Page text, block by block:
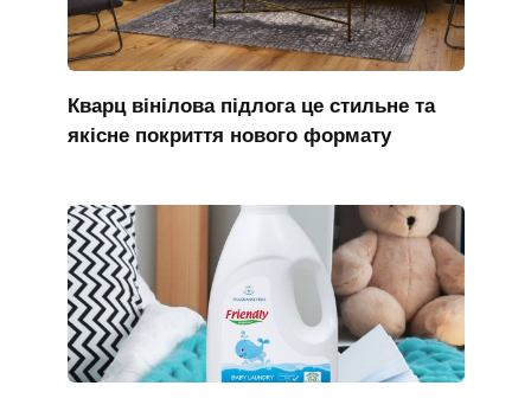
Кварц вінілова підлога це стильне та
якісне покриття нового формату